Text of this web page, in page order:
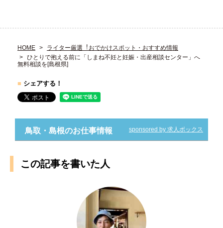
HOME
ライター厳選︕おでかけスポット・おすすめ情報
ひとりで抱える前に「しまね不妊と妊娠・出産相談センター」へ
無料相談を[島根県]
■ シェアする！
鳥取・島根のお仕事情報 sponsored by 求人ボックス
この記事を書いた人